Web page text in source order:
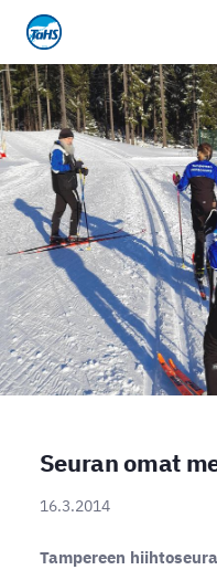
Siirry
sivun
sisältöön
Tampereen Hiihtoseura
Seuran omat
16.3.2014
Tampereen